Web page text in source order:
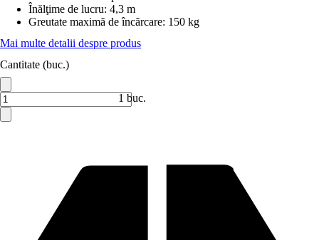
Înălţime de lucru: 4,3 m
Greutate maximă de încărcare: 150 kg
Mai multe detalii despre produs
Cantitate (buc.)
1 buc.